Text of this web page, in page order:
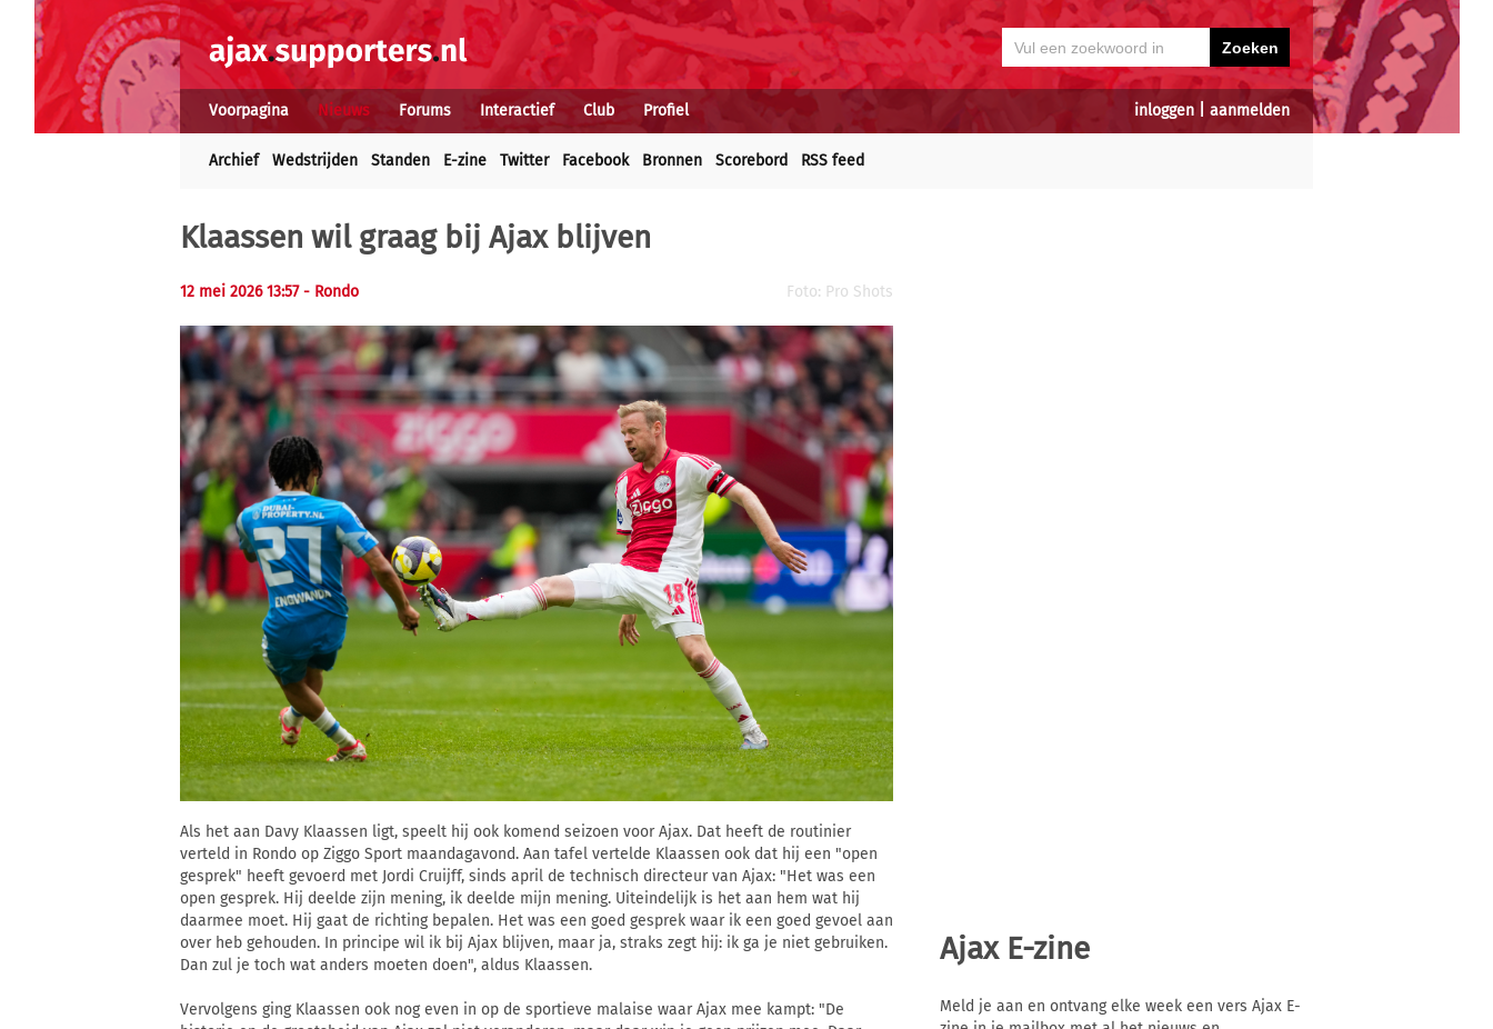
inloggen aanmelden
Voorpagina Nieuws Forums Interactief Club Profiel
Archief Wedstrijden Standen E-zine Twitter Facebook Bronnen Scorebord RSS feed
Klaassen wil graag bij Ajax blijven
12 mei 2026 13:57 - Rondo Foto: Pro Shots
Als het aan Davy Klaassen ligt, speelt hij ook komend seizoen voor Ajax. Dat heeft de routinier
verteld in Rondo op Ziggo Sport maandagavond. Aan tafel vertelde Klaassen ook dat hij een "open
gesprek" heeft gevoerd met Jordi Cruijff, sinds april de technisch directeur van Ajax: "Het was een
open gesprek. Hij deelde zijn mening, ik deelde mijn mening. Uiteindelijk is het aan hem wat hij
daarmee moet. Hij gaat de richting bepalen. Het was een goed gesprek waar ik een goed gevoel aan
over heb gehouden. In principe wil ik bij Ajax blijven, maar ja, straks zegt hij: ik ga je niet gebruiken.
Dan zul je toch wat anders moeten doen", aldus Klaassen.
Vervolgens ging Klaassen ook nog even in op de sportieve malaise waar Ajax mee kampt: "De
Ajax E-zine
Meld je aan en ontvang elke week een vers Ajax E-